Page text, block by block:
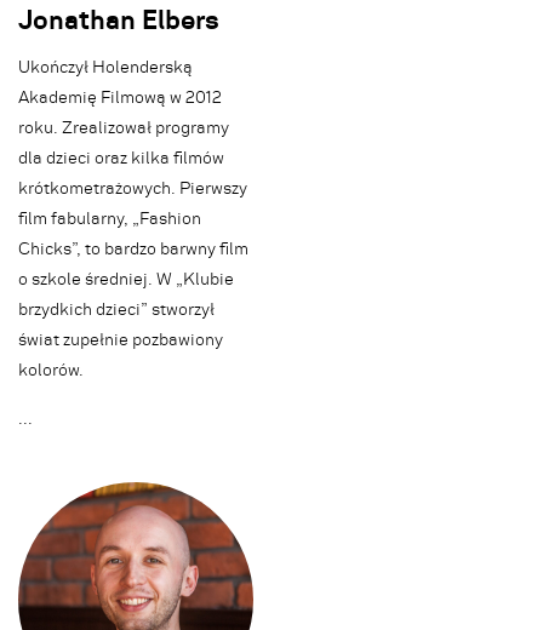
Jonathan Elbers
Ukończył Holenderską
Akademię Filmową w 2012
roku. Zrealizował programy
dla dzieci oraz kilka filmów
krótkometrażowych. Pierwszy
film fabularny, „Fashion
Chicks”, to bardzo barwny film
o szkole średniej. W „Klubie
brzydkich dzieci” stworzył
świat zupełnie pozbawiony
kolorów.
...